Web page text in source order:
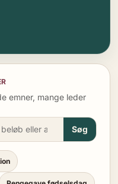
emner, mange leder
Søg